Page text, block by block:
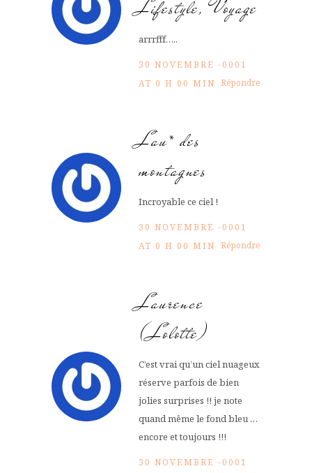
Lifestyle, Voyage
arrrfff…..
30 NOVEMBRE -0001
AT 0 H 00 MIN Répondre
Lau* des
montagnes
Incroyable ce ciel !
30 NOVEMBRE -0001
AT 0 H 00 MIN Répondre
Laurence
(Lolotte)
C’est vrai qu’un ciel nuageux
réserve parfois de bien
jolies surprises !! je note
quand même le fond bleu …
encore et toujours !!!
30 NOVEMBRE -0001